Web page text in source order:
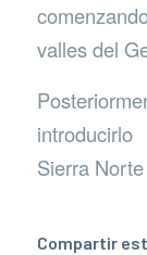
valles del
Sierra
Compartir